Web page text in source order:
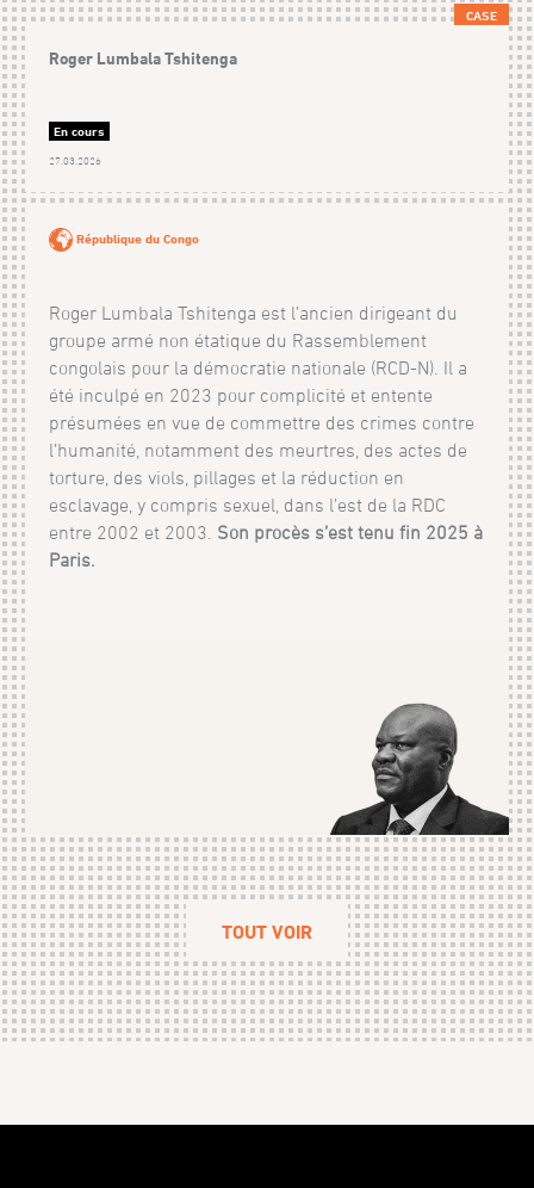
CASE
Roger Lumbala Tshitenga
En cours
27.03.2026
République du Congo
Roger Lumbala Tshitenga est l’ancien dirigeant du
groupe armé non étatique du Rassemblement
congolais pour la démocratie nationale (RCD-N). Il a
été inculpé en 2023 pour complicité et entente
présumées en vue de commettre des crimes contre
l’humanité, notamment des meurtres, des actes de
torture, des viols, pillages et la réduction en
esclavage, y compris sexuel, dans l’est de la RDC
entre 2002 et 2003. Son procès s’est tenu fin 2025 à
Paris.
TOUT VOIR